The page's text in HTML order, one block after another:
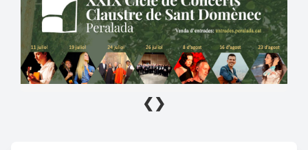
❮ ❯